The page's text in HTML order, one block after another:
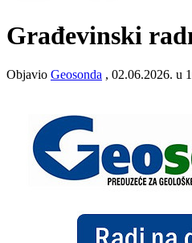
Građevinski
Objavio Geosonda , 02.06.2026. u